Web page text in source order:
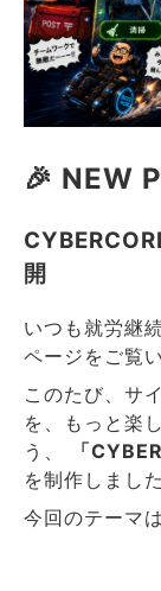
🎉 NEW
開
いつも就労継
ページをご覧
このたび、サ
を、もっと楽
う、
「
を制作しました
今回のテーマは